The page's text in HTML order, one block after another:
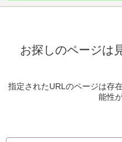
お探しのページは
指定されたURLのページは存
能性